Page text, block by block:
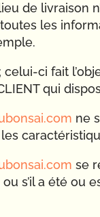
de livraison
les
; celui-ci fait
qui
ne
se
s’il a été ou